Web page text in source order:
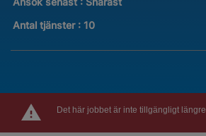
Antal tjänster : 10
Det här jobbet är inte tillgängligt längre